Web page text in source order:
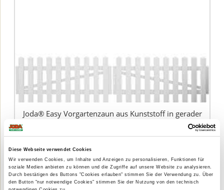
Diese Webseite verwendet Cookies
Wir verwenden Cookies, um Inhalte und Anzeigen zu personalisieren, Funktionen für
soziale Medien anbieten zu können und die Zugriffe auf unsere Website zu analysieren.
Durch bestätigen des Buttons "Cookies erlauben" stimmen Sie der Verwendung zu. Über
den Button "nur notwendige Cookies" stimmen Sie der Nutzung von den technisch
Joda® Easy Vorgartenzaun aus Kunststoff in gerader
Ausführung 330x75 cm, Doppeltor DIN rechts, weiß
499,99 € *